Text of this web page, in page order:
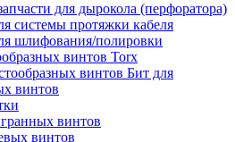
для дырокола (перфоратора)
системы протяжки кабеля
шлифования/полировки
винтов Torx
Бит для
винтов
винтов
винтов